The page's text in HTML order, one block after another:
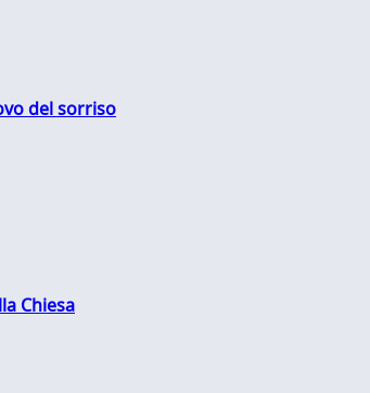
del sorriso
Chiesa